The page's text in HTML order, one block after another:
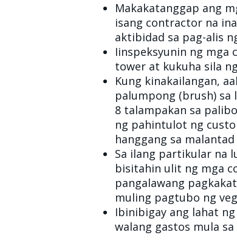
Makakatanggap ang
isang contractor na
aktibidad sa pag-alis
Iinspeksyunin ng mga
tower at kukuha sila
Kung kinakailangan,
palumpong (brush) sa
8 talampakan sa
ng pahintulot ng
hanggang sa
Sa ilang partikular na
bisitahin ulit ng mga
pangalawang
muling pagtubo ng
Ibinibigay ang lahat
walang gastos mula